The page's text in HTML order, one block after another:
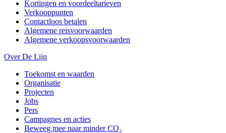
Kortingen en voordeeltarieven
Verkooppunten
Contactloos betalen
Algemene reisvoorwaarden
Algemene verkoopsvoorwaarden
Over De Lijn
Toekomst en waarden
Organisatie
Projecten
Jobs
Pers
Campagnes en acties
Beweeg mee naar minder CO₂